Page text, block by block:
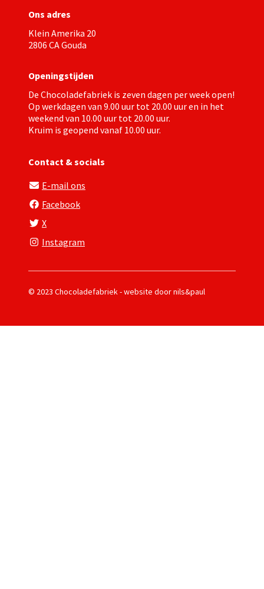
Ons adres
Klein Amerika 20
2806 CA Gouda
Openingstijden
De Chocoladefabriek is zeven dagen per week open!
Op werkdagen van 9.00 uur tot 20.00 uur en in het
weekend van 10.00 uur tot 20.00 uur.
Kruim is geopend vanaf 10.00 uur.
Contact & socials
E-mail ons
Facebook
X
Instagram
© 2023 Chocoladefabriek - website doornils&paul